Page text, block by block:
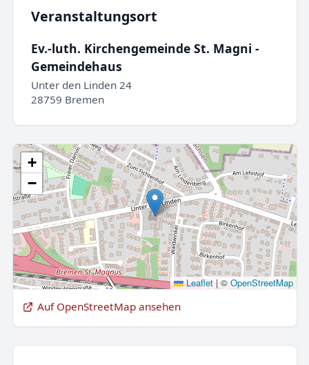
Veranstaltungsort
Ev.-luth. Kirchengemeinde St. Magni -
Gemeindehaus
Unter den Linden 24
28759 Bremen
+
−
Leaflet |© OpenStreetMap
Auf OpenStreetMap ansehen